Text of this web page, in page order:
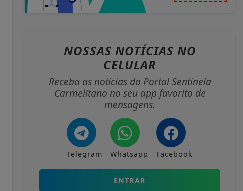
NOSSAS NOTÍCIAS NO
CELULAR
Receba as notícias do Portal Sentinela
Carmelitano no seu app favorito de
mensagens.
Telegram Whatsapp Facebook
ENTRAR